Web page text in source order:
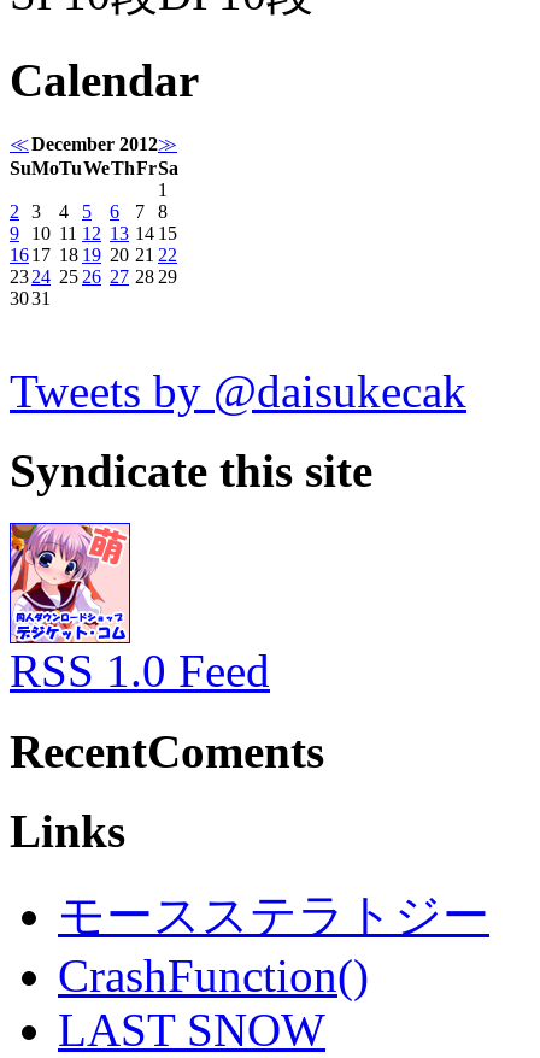
Calendar
≪December 2012≫
SuMoTuWeThFrSa
1
2
3 4 5 6 7
8
9
10 11 12 13 14 15
1617 18 19 20 21 22
2324 25 26 27 28 29
3031
Tweets by @daisukecak
Syndicate this site
RSS 1.0 Feed
RecentComents
Links
モースステラトジー
CrashFunction()
LAST SNOW